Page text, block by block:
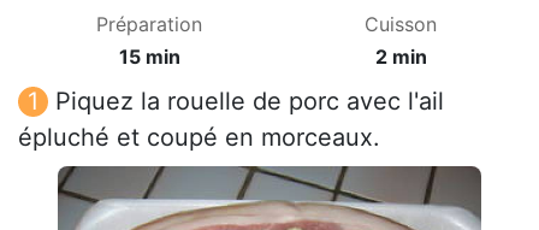
Préparation
15 min
Cuisson
2 min
Piquez la rouelle de porc avec l'ail
épluché et coupé en morceaux.